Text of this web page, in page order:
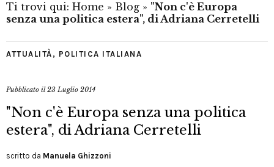
Ti trovi qui: Home » Blog » "Non c'è Europa
senza una politica estera", di Adriana Cerretelli
ATTUALITÀ , POLITICA ITALIANA
Pubblicato il23 Luglio 2014
"Non c'è Europa senza una politica
estera", di Adriana Cerretelli
scritto da Manuela Ghizzoni